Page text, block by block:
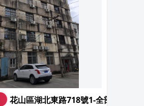
花山區湖北東路718號1-全部辦